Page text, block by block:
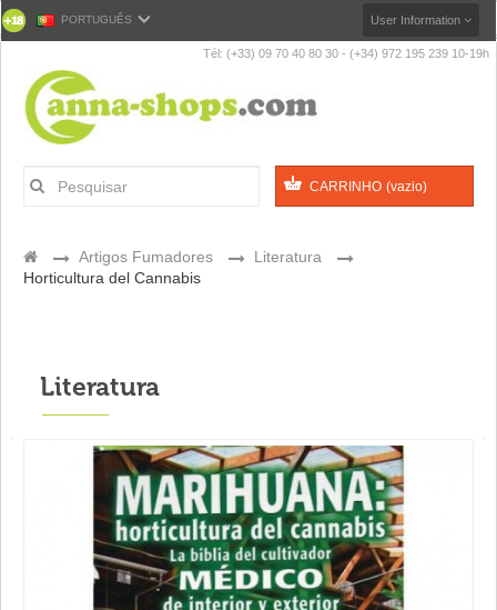
PORTUGUÊS User Information
Tél: (+33) 09 70 40 80 30 - (+34) 972 195 239 10-19h
CARRINHO (vazio)
> Artigos Fumadores > Literatura
>
Horticultura del Cannabis
Literatura